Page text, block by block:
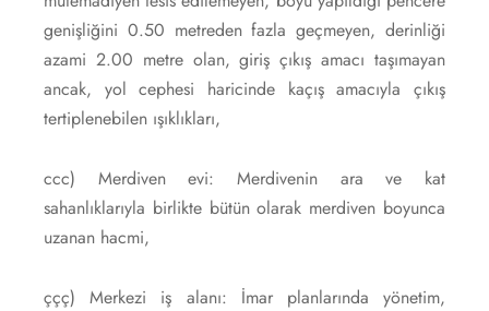
genişliğini 0.50 metreden fazla geçmeyen, derinliği
azami 2.00 metre olan, giriş çıkış amacı taşımayan
ancak, yol cephesi haricinde kaçış amacıyla çıkış
tertiplenebilen ışıklıkları,
ccc) Merdiven evi: Merdivenin ara ve kat
sahanlıklarıyla birlikte bütün olarak merdiven boyunca
uzanan hacmi,
ççç) Merkezi iş alanı: İmar planlarında yönetim,